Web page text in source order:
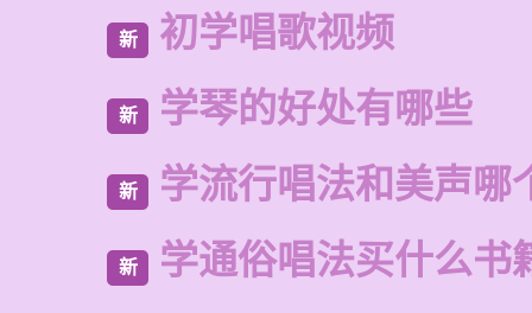
新 初学唱歌视频
新 学琴的好处有哪些
新 学流行唱法和美声哪
新 学通俗唱法买什么书